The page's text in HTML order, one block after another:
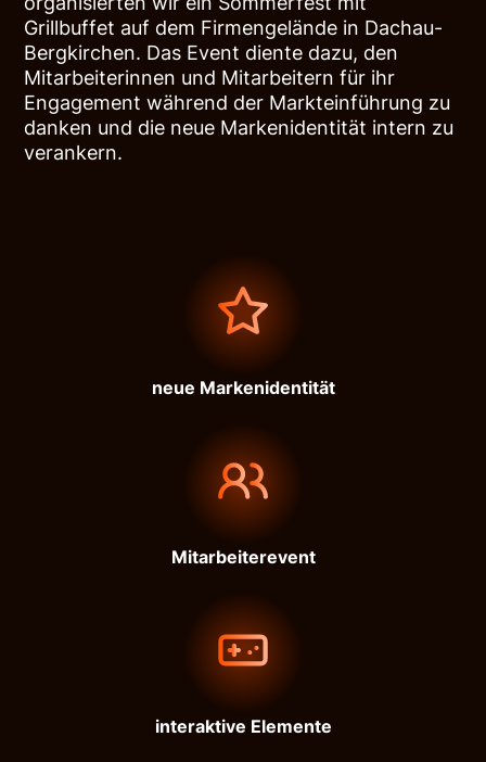
Grillbuffet auf dem Firmengelände in Dachau-
Bergkirchen. Das Event diente dazu, den
Mitarbeiterinnen und Mitarbeitern für ihr
Engagement während der Markteinführung zu
danken und die neue Markenidentität intern zu
verankern.
neue Markenidentität
Mitarbeiterevent
interaktive Elemente